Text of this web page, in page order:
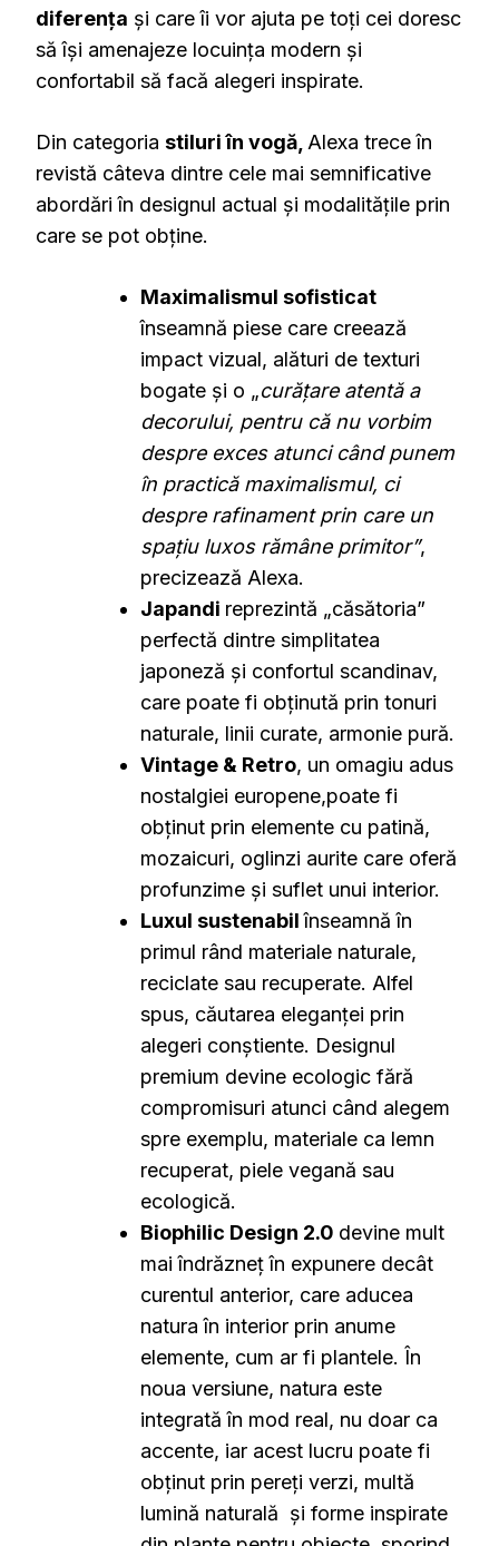
diferența și care îi vor ajuta pe toți cei doresc
să își amenajeze locuința modern și
confortabil să facă alegeri inspirate.
Din categoria stiluri în vogă, Alexa trece în
revistă câteva dintre cele mai semnificative
abordări în designul actual și modalitățile prin
care se pot obține.
Maximalismul sofisticat
înseamnă piese care creează
impact vizual, alături de texturi
bogate și o „curățare atentă a
decorului, pentru că nu vorbim
despre exces atunci când punem
în practică maximalismul, ci
despre rafinament prin care un
spațiu luxos rămâne primitor”,
precizează Alexa.
Japandi reprezintă „căsătoria”
perfectă dintre simplitatea
japoneză și confortul scandinav,
care poate fi obținută prin tonuri
naturale, linii curate, armonie pură.
Vintage & Retro, un omagiu adus
nostalgiei europene,poate fi
obținut prin elemente cu patină,
mozaicuri, oglinzi aurite care oferă
profunzime și suflet unui interior.
Luxul sustenabilînseamnă în
primul rând materiale naturale,
reciclate sau recuperate. Alfel
spus, căutarea eleganței prin
alegeri conștiente. Designul
premium devine ecologic fără
compromisuri atunci când alegem
spre exemplu, materiale ca lemn
recuperat, piele vegană sau
ecologică.
Biophilic Design 2.0 devine mult
mai îndrăzneț în expunere decât
curentul anterior, care aducea
natura în interior prin anume
elemente, cum ar fi plantele. În
noua versiune, natura este
integrată în mod real, nu doar ca
accente, iar acest lucru poate fi
obținut prin pereți verzi, multă
lumină naturală și forme inspirate